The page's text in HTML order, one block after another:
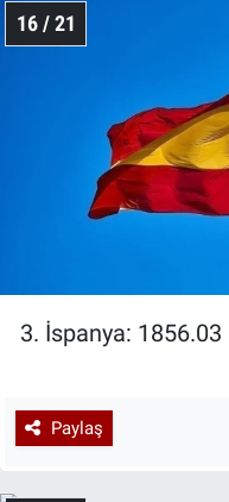
16 / 21
3. İspanya: 1856.03
Paylaş